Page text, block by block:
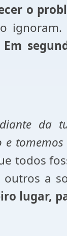
o
Em
da
e
todos
a
lugar,